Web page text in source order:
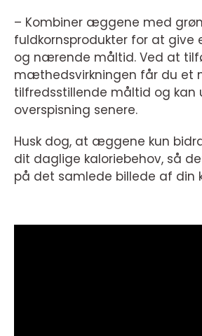
– Kombiner æggene med
fuldkornsprodukter for at give
og nærende måltid. Ved at
mæthedsvirkningen får du et
tilfredsstillende måltid og kan
overspisning senere.
Husk dog, at æggene kun
dit daglige kaloriebehov, så
på det samlede billede af din